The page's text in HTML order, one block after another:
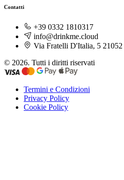
Contatti
+39 0332 1810317
info@drinkme.cloud
Via Fratelli D'Italia, 5
© 2026. Tutti i diritti riservati
Termini e Condizioni
Privacy Policy
Cookie Policy